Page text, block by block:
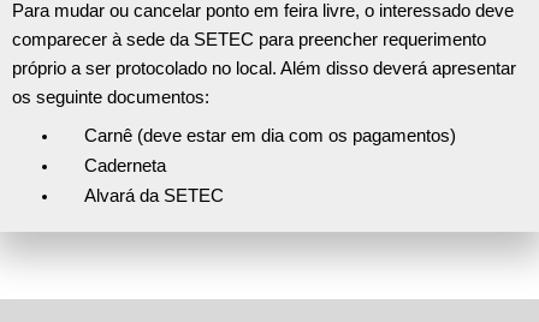
Para mudar ou cancelar ponto em feira livre, o interessado deve
comparecer à sede da SETEC para preencher requerimento
próprio a ser protocolado no local. Além disso deverá apresentar
os seguinte documentos:
Carnê (deve estar em dia com os pagamentos)
Caderneta
Alvará da SETEC